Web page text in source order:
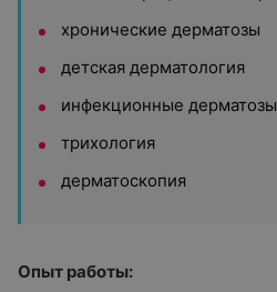
хронические дерматозы
детская дерматология
инфекционные дерматозы
трихология
дерматоскопия
Опыт работы: